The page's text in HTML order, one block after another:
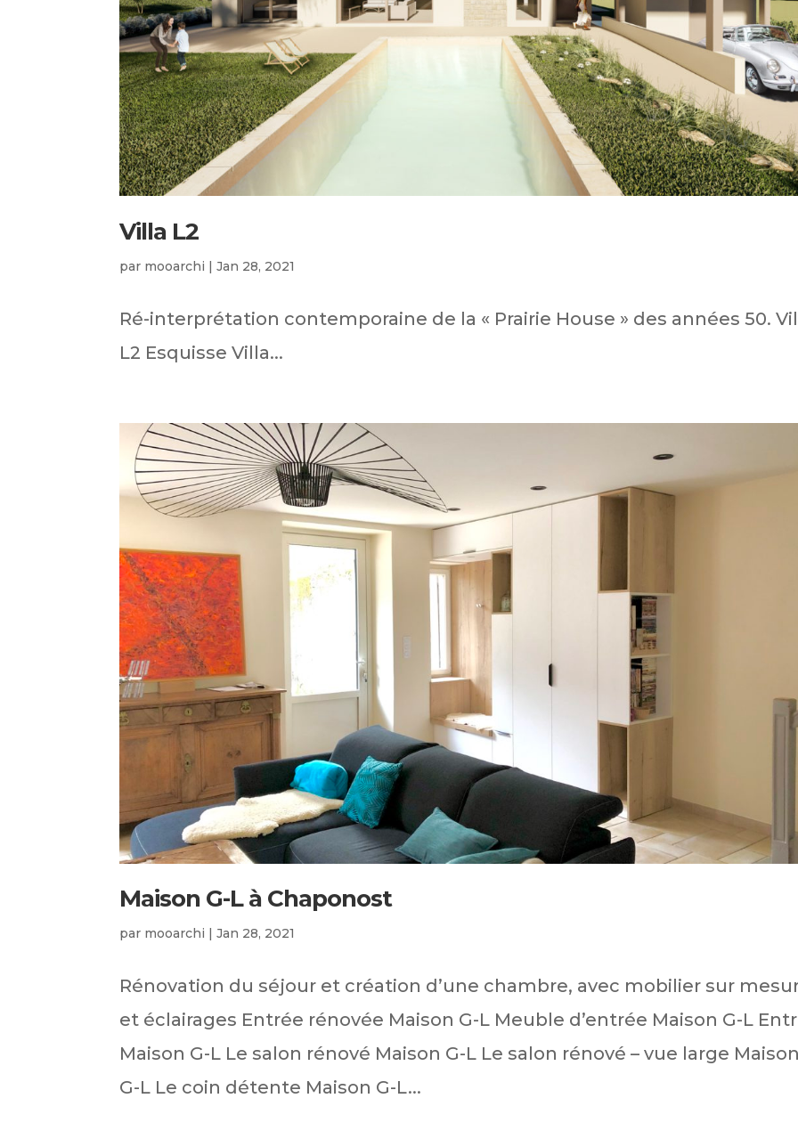
Villa L2
par mooarchi |Jan 28, 2021
Ré-interprétation contemporaine de la « Prairie House » des années 50.
L2 Esquisse Villa...
Maison G-L à Chaponost
par mooarchi |Jan 28, 2021
Rénovation du séjour et création d’une chambre, avec mobilier sur
et éclairages Entrée rénovée Maison G-L Meuble d’entrée Maison G-L
Maison G-L Le salon rénové Maison G-L Le salon rénové – vue large
G-L Le coin détente Maison G-L...